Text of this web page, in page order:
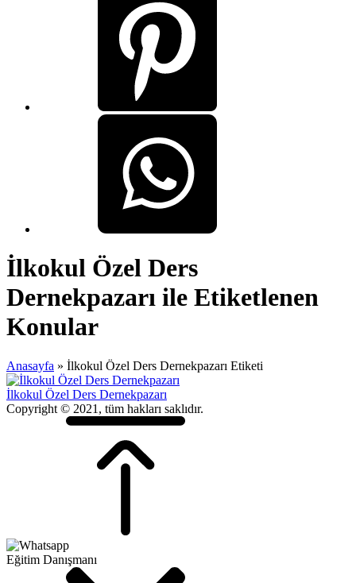
İlkokul Özel Ders
Dernekpazarı ile Etiketlenen
Konular
Anasayfa » İlkokul Özel Ders Dernekpazarı Etiketi
İlkokul Özel Ders Dernekpazarı
Copyright © 2021, tüm hakları saklıdır.
Eğitim Danışmanı